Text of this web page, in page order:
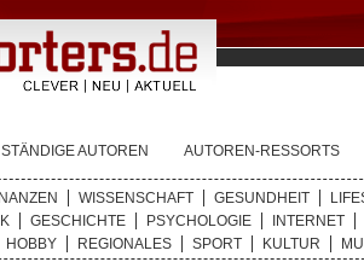
STÄNDIGE AUTOREN AUTOREN-RESSORTS
WISSENSCHAFT GESUNDHEIT
GESCHICHTE PSYCHOLOGIE
INTERNET
HOBBY REGIONALES SPORT KULTUR